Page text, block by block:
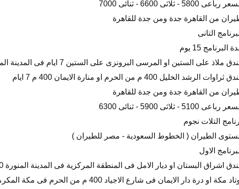
رباعى 5800 - ثلاثى 6600 - ثنائى 7000
من القاهرة جدة ومن جدة للقاهرة
التانى
البرنامج 15 يوم
ملاذ على الستين او المرسى البرونزى على الستين 7 ايام فى المدينة المنورة
ثراوات الرشد الخليل 400 م من الحرم او منارة الايمان 400 م 7 ايام
من القاهرة جدة ومن جدة للقاهرة
رباعى 5100 - ثلاثى 5900 - ثنائى 6300
التلات نجوم
الطيران ( الخطوط السعودية - مصر للطيران )
الاول
اشراق البستان او ديار الامل فى المنطقة المركزية فى المدينة المنورة 150 م
مكة او درة دار الايمان فى شارع الاجياد 400 م من الحرم فى مكة المكرمة